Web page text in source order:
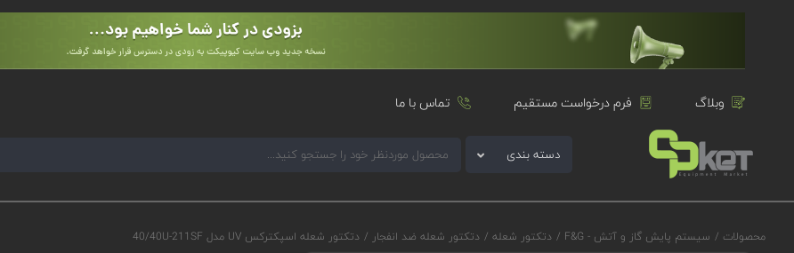
وبلاگ فرم درخواست مستقیم تماس با ما
دسته بندی
محصولات / سیستم پایش گاز و آتش - F&G / دتکتور شعله / دتکتور شعله ضد انفجار / دتکتور شعله اسپکترکس UV مدل 40/40U-211SF